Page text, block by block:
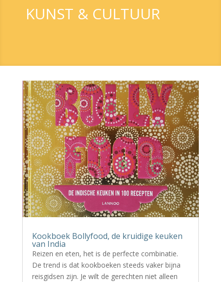
KUNST & CULTUUR
Kookboek Bollyfood, de kruidige keuken
van India
Reizen en eten, het is de perfecte combinatie.
De trend is dat kookboeken steeds vaker bijna
reisgidsen zijn. Je wilt de gerechten niet alleen